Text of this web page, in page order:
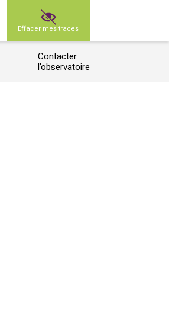
Effacer mes traces
Contacter
l’observatoire